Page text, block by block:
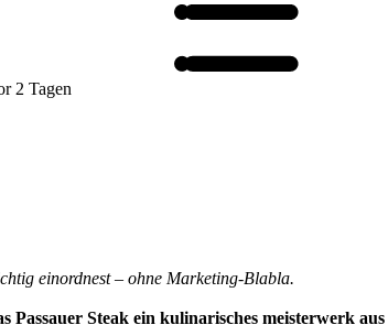
2 Tagen
einordnest – ohne Marketing-Blabla.
Passauer Steak ein kulinarisches meisterwerk